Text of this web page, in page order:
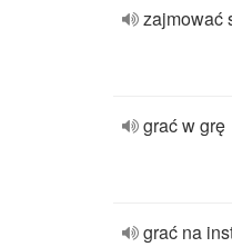
zajmować
grać w grę
grać na